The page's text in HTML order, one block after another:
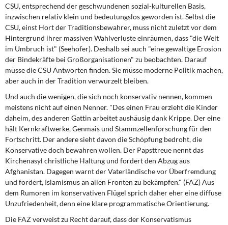
CSU, entsprechend der geschwundenen sozial-kulturellen Basis,
inzwischen relativ klein und bedeutungslos geworden ist. Selbst die
CSU, einst Hort der Traditionsbewahrer, muss nicht zuletzt vor dem
Hintergrund ihrer massiven Wahlverluste einräumen, dass "die Welt
im Umbruch ist" (Seehofer). Deshalb sei auch "eine gewaltige Erosion
der Bindekräfte bei Großorganisationen" zu beobachten. Darauf
müsse die CSU Antworten finden. Sie müsse moderne Politik machen,
aber auch in der Tradition verwurzelt bleiben.
Und auch die wenigen,die sich noch konservativ nennen, kommen
meistens nicht auf einen Nenner. "Des einen Frau erzieht die Kinder
daheim, des anderen Gattin arbeitet aushäusig dank Krippe. Der eine
hält Kernkraftwerke, Genmais und Stammzellenforschung für den
Fortschritt. Der andere sieht davon die Schöpfung bedroht, die
Konservative doch bewahren wollen. Der Papsttreue nennt das
Kirchenasyl christliche Haltung und fordert den Abzug aus
Afghanistan. Dagegen warnt der Vaterländische vor Überfremdung
und fordert, Islamismus an allen Fronten zu bekämpfen." (FAZ) Aus
dem Rumoren im konservativen Flügel sprich daher eher eine diffuse
Unzufriedenheit, denn eine klare programmatische Orientierung.
Die FAZ verweist zu Rechtdarauf, dass der Konservatismus